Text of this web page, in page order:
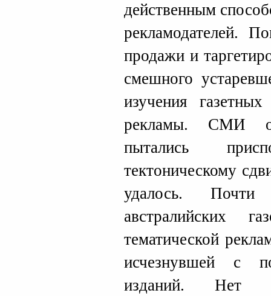
действенным
рекламодателей.
продажи и
смешного
изучения
рекламы. СМИ
пытались
тектоническому
удалось.
австралийских
тематической
исчезнувшей с
изданий. Нет